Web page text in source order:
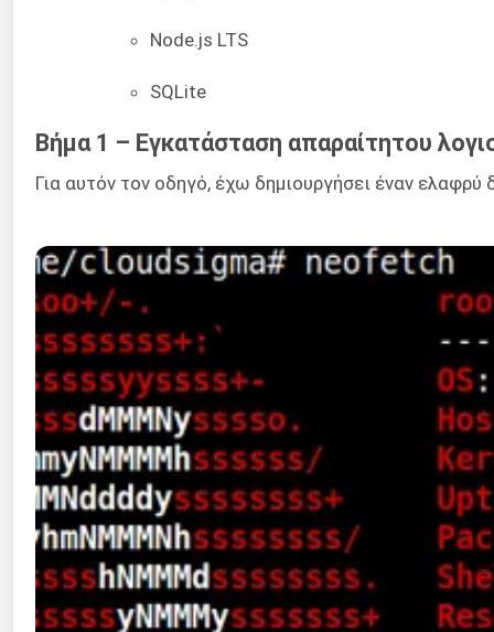
Node.js LTS
SQLite
Βήμα 1 – Εγκατάσταση απαραίτητου
Για αυτόν τον οδηγό, έχω δημιουργήσει έναν